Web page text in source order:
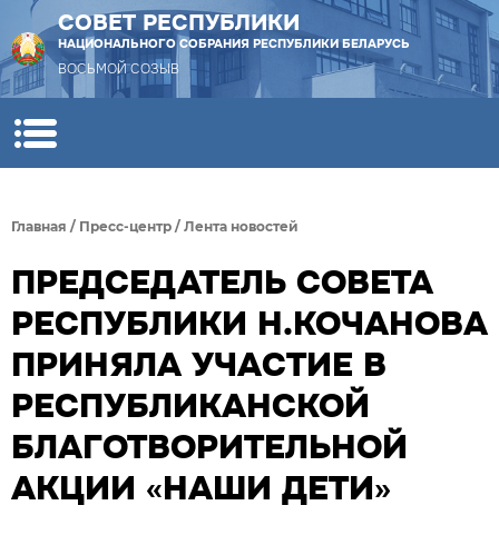
СОВЕТ РЕСПУБЛИКИ
НАЦИОНАЛЬНОГО СОБРАНИЯ РЕСПУБЛИКИ БЕЛАРУСЬ
ВОСЬМОЙ СОЗЫВ
Главная / Пресс-центр / Лента новостей
ПРЕДСЕДАТЕЛЬ СОВЕТА
РЕСПУБЛИКИ Н.КОЧАНОВА
ПРИНЯЛА УЧАСТИЕ В
РЕСПУБЛИКАНСКОЙ
БЛАГОТВОРИТЕЛЬНОЙ
АКЦИИ «НАШИ ДЕТИ»